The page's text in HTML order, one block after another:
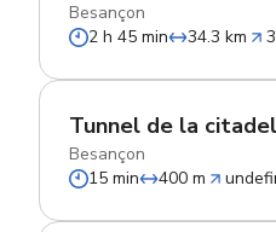
Besançon
2 h 45 min
34.3 km
Tunnel de la
Besançon
15 min
400 m